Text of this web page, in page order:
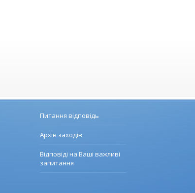
Питання відповідь
Архів заходів
Відповіді на Ваші важливі
запитання